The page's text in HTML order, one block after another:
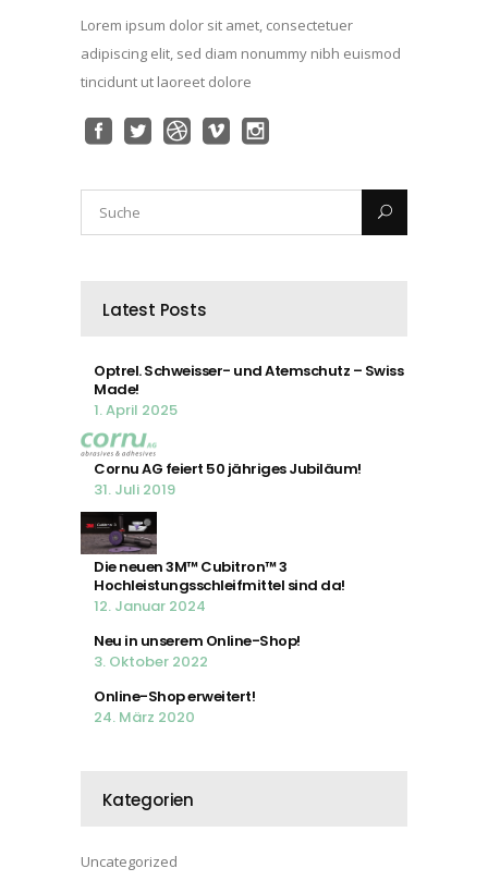
Lorem ipsum dolor sit amet, consectetuer
adipiscing elit, sed diam nonummy nibh euismod
tincidunt ut laoreet dolore
Latest Posts
Optrel. Schweisser- und Atemschutz – Swiss
Made!
1. April 2025
Cornu AG feiert 50 jähriges Jubiläum!
31. Juli 2019
Die neuen 3M™ Cubitron™ 3
Hochleistungsschleifmittel sind da!
12. Januar 2024
Neu in unserem Online-Shop!
3. Oktober 2022
Online-Shop erweitert!
24. März 2020
Kategorien
Uncategorized